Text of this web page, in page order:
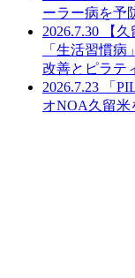
ーラー病を予
2026.7.30
【
「生活習慣
改善とピラテ
2026.7.23
「
オNOA久留米